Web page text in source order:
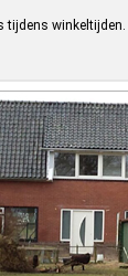
tijdens winkeltijden.